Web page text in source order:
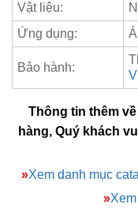
Vật liệu:
Ứng dụng:
Bảo hành:
Thông tin thêm
hàng, Quý khách
»Xem danh mục
»